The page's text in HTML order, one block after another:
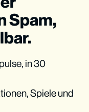
Spam,
in 30
Spiele und